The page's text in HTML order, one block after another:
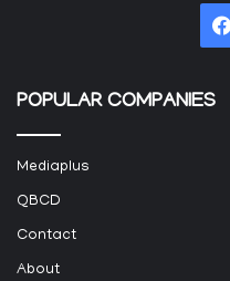
POPULAR COMPANIES
Mediaplus
QBCD
Contact
About